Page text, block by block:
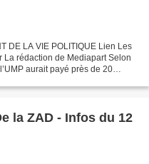
DE LA VIE POLITIQUE Lien Les
La rédaction de Mediapart Selon
aurait payé près de 20
la ZAD - Infos du 12